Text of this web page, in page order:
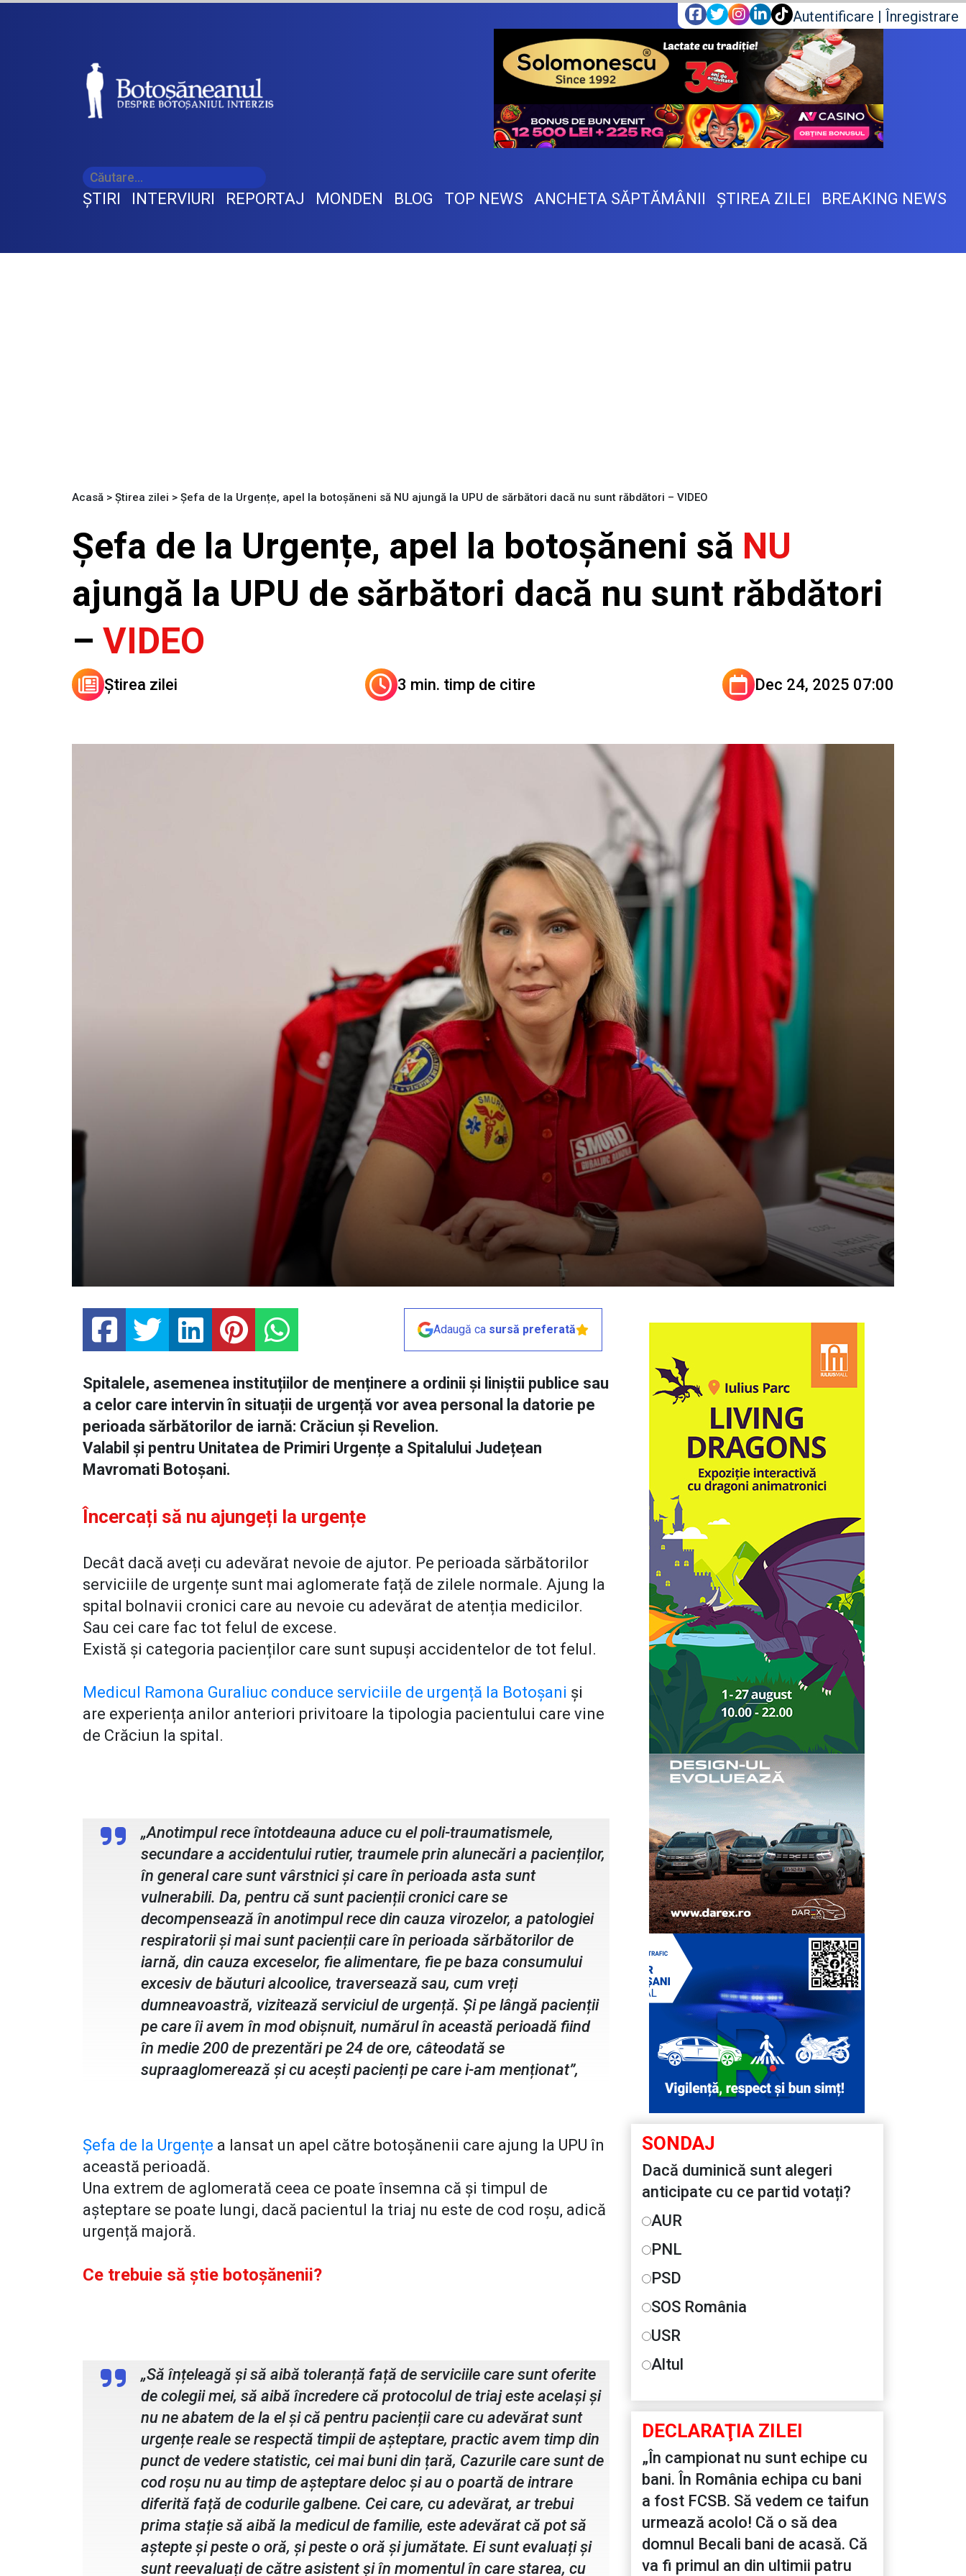
Autentificare | Înregistrare
ŞTIRI INTERVIURI REPORTAJ MONDEN BLOG TOP NEWS ANCHETA SĂPTĂMÂNII ŞTIREA ZILEI BREAKING NEWS
Acasă > Știrea zilei > Șefa de la Urgențe, apel la botoșăneni să NU ajungă la UPU de sărbători dacă nu sunt răbdători – VIDEO
Șefa de la Urgențe, apel la botoșăneni să NU
ajungă la UPU de sărbători dacă nu sunt răbdători
– VIDEO
Știrea zilei 3 min. timp de citire Dec 24, 2025 07:00
Adaugă ca sursă preferată
Spitalele, asemenea instituțiilor de menținere a ordinii și liniștii publice sau
a celor care intervin în situații de urgență vor avea personal la datorie pe
perioada sărbătorilor de iarnă: Crăciun și Revelion.
Valabil și pentru Unitatea de Primiri Urgențe a Spitalului Județean
Mavromati Botoșani.
Încercați să nu ajungeți la urgențe
Decât dacă aveți cu adevărat nevoie de ajutor. Pe perioada sărbătorilor
serviciile de urgențe sunt mai aglomerate față de zilele normale. Ajung la
spital bolnavii cronici care au nevoie cu adevărat de atenția medicilor.
Sau cei care fac tot felul de excese.
Există și categoria pacienților care sunt supuși accidentelor de tot felul.
Medicul Ramona Guraliuc conduce serviciile de urgență la Botoșani și
are experiența anilor anteriori privitoare la tipologia pacientului care vine
de Crăciun la spital.
„Anotimpul rece întotdeauna aduce cu el poli-traumatismele,
secundare a accidentului rutier, traumele prin alunecări a pacienților,
în general care sunt vârstnici și care în perioada asta sunt
vulnerabili. Da, pentru că sunt pacienții cronici care se
decompensează în anotimpul rece din cauza virozelor, a patologiei
respiratorii și mai sunt pacienții care în perioada sărbătorilor de
iarnă, din cauza exceselor, fie alimentare, fie pe baza consumului
excesiv de băuturi alcoolice, traversează sau, cum vreți
dumneavoastră, vizitează serviciul de urgență. Și pe lângă pacienții
pe care îi avem în mod obișnuit, numărul în această perioadă fiind
în medie 200 de prezentări pe 24 de ore, câteodată se
supraaglomerează și cu acești pacienți pe care i-am menționat”,
Șefa de la Urgențe a lansat un apel către botoșănenii care ajung la UPU în
această perioadă.
Una extrem de aglomerată ceea ce poate însemna că și timpul de
așteptare se poate lungi, dacă pacientul la triaj nu este de cod roșu, adică
urgență majoră.
Ce trebuie să știe botoșănenii?
„Să înțeleagă și să aibă toleranță față de serviciile care sunt oferite
de colegii mei, să aibă încredere că protocolul de triaj este același și
nu ne abatem de la el și că pentru pacienții care cu adevărat sunt
urgențe reale se respectă timpii de așteptare, practic avem timp din
punct de vedere statistic, cei mai buni din țară, Cazurile care sunt de
cod roșu nu au timp de așteptare deloc și au o poartă de intrare
diferită față de codurile galbene. Cei care, cu adevărat, ar trebui
prima stație să aibă la medicul de familie, este adevărat că pot să
aștepte și peste o oră, și peste o oră și jumătate. Ei sunt evaluați și
sunt reevaluați de către asistent şi în momentul în care starea, cu
SONDAJ
Dacă duminică sunt alegeri
anticipate cu ce partid votați?
AUR
PNL
PSD
SOS România
USR
Altul
DECLARAŢIA ZILEI
„În campionat nu sunt echipe cu
bani. În România echipa cu bani
a fost FCSB. Să vedem ce taifun
urmează acolo! Că o să dea
domnul Becali bani de acasă. Că
va fi primul an din ultimii patru